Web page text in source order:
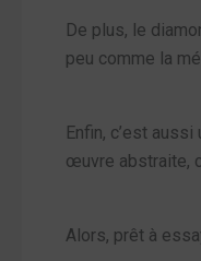
De plus, le
peu comme la
Enfin, c’est
œuvre abstraite,
Alors, prêt à